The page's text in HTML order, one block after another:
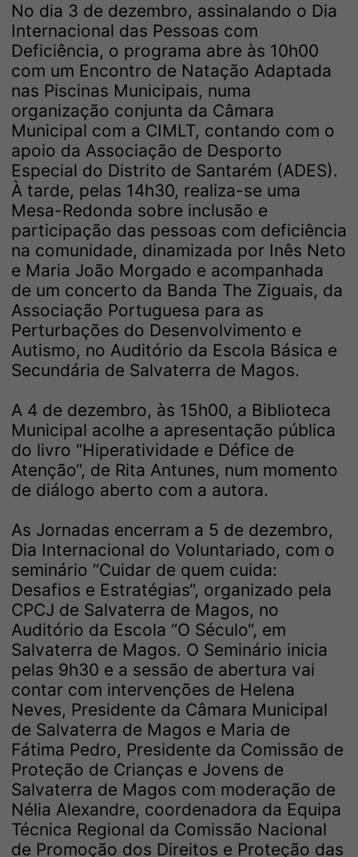
No dia 3 de dezembro, assinalando o Dia
Internacional das Pessoas com
Deficiência, o programa abre às 10h00
com um Encontro de Natação Adaptada
nas Piscinas Municipais, numa
organização conjunta da Câmara
Municipal com a CIMLT, contando com o
apoio da Associação de Desporto
Especial do Distrito de Santarém (ADES).
À tarde, pelas 14h30, realiza-se uma
Mesa-Redonda sobre inclusão e
participação das pessoas com deficiência
na comunidade, dinamizada por Inês Neto
e Maria João Morgado e acompanhada
de um concerto da Banda The Ziguais, da
Associação Portuguesa para as
Perturbações do Desenvolvimento e
Autismo, no Auditório da Escola Básica e
Secundária de Salvaterra de Magos.
A 4 de dezembro, às 15h00, a Biblioteca
Municipal acolhe a apresentação pública
do livro “Hiperatividade e Défice de
Atenção“, de Rita Antunes, num momento
de diálogo aberto com a autora.
As Jornadas encerram a 5 de dezembro,
Dia Internacional do Voluntariado, com o
seminário “Cuidar de quem cuida:
Desafios e Estratégias“, organizado pela
CPCJ de Salvaterra de Magos, no
Auditório da Escola “O Século“, em
Salvaterra de Magos. O Seminário inicia
pelas 9h30 e a sessão de abertura vai
contar com intervenções de Helena
Neves, Presidente da Câmara Municipal
de Salvaterra de Magos e Maria de
Fátima Pedro, Presidente da Comissão de
Proteção de Crianças e Jovens de
Salvaterra de Magos com moderação de
Nélia Alexandre, coordenadora da Equipa
Técnica Regional da Comissão Nacional
de Promoção dos Direitos e Proteção das